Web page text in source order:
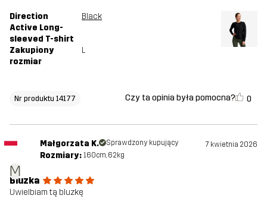
Direction
Active Long-
sleeved T-shirt
Black
Zakupiony
rozmiar
L
Nr produktu 14177 Czy ta opinia była pomocna? 0
M
Małgorzata K. Sprawdzony kupujący 7 kwietnia 2026
Rozmiary: 160cm, 62kg
Bluzka
Uwielbiam tą bluzkę